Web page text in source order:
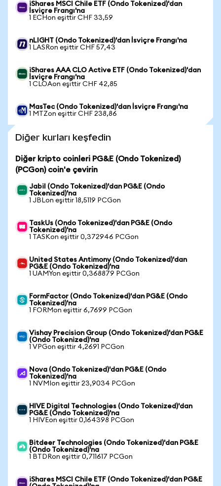
iShares MSCI Chile ETF (Ondo Tokenized)'dan
İsviçre Frangı'na
1 ECHon eşittir CHF 33,59
nLIGHT (Ondo Tokenized)'dan İsviçre Frangı'na
1 LASRon eşittir CHF 57,43
iShares AAA CLO Active ETF (Ondo Tokenized)'dan
İsviçre Frangı'na
1 CLOAon eşittir CHF 42,85
MasTec (Ondo Tokenized)'dan İsviçre Frangı'na
1 MTZon eşittir CHF 238,86
Diğer kurları keşfedin
Diğer kripto coinleri PG&E (Ondo Tokenized)
(PCGon) coin'e çevirin
Jabil (Ondo Tokenized)'dan PG&E (Ondo
Tokenized)'na
1 JBLon eşittir 18,5119 PCGon
TaskUs (Ondo Tokenized)'dan PG&E (Ondo
Tokenized)'na
1 TASKon eşittir 0,372946 PCGon
United States Antimony (Ondo Tokenized)'dan
PG&E (Ondo Tokenized)'na
1 UAMYon eşittir 0,368879 PCGon
FormFactor (Ondo Tokenized)'dan PG&E (Ondo
Tokenized)'na
1 FORMon eşittir 6,7699 PCGon
Vishay Precision Group (Ondo Tokenized)'dan PG&E
(Ondo Tokenized)'na
1 VPGon eşittir 4,2691 PCGon
Nova (Ondo Tokenized)'dan PG&E (Ondo
Tokenized)'na
1 NVMIon eşittir 23,9034 PCGon
HIVE Digital Technologies (Ondo Tokenized)'dan
PG&E (Ondo Tokenized)'na
1 HIVEon eşittir 0,164398 PCGon
Bitdeer Technologies (Ondo Tokenized)'dan PG&E
(Ondo Tokenized)'na
1 BTDRon eşittir 0,711617 PCGon
iShares MSCI Chile ETF (Ondo Tokenized)'dan PG&E